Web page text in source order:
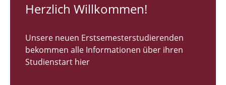
RUNDGANG 26
Bachelor Architektur
Herzlich Willkommen!
Unsere neuen Erstsemesterstudierenden
bekommen alle Informationen über ihren
Studienstart hier